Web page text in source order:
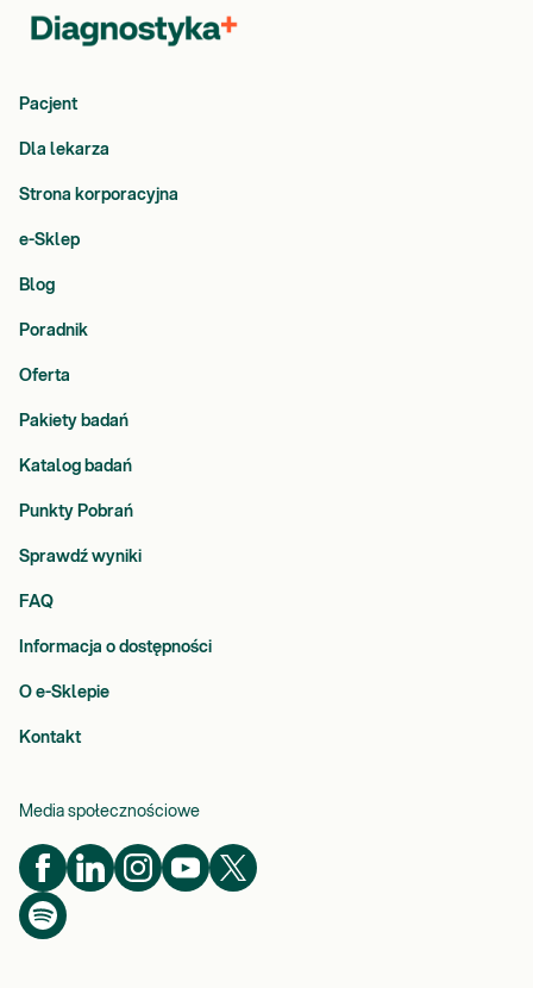
Pacjent
Dla lekarza
Strona korporacyjna
e-Sklep
Blog
Poradnik
Oferta
Pakiety badań
Katalog badań
Punkty Pobrań
Sprawdź wyniki
FAQ
Informacja o dostępności
O e-Sklepie
Kontakt
Media społecznościowe